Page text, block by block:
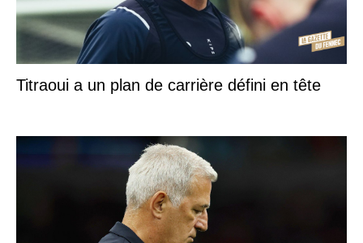
Titraoui a un plan de carrière défini en tête